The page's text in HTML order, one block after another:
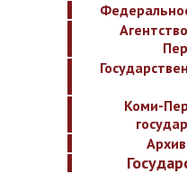
Коми-